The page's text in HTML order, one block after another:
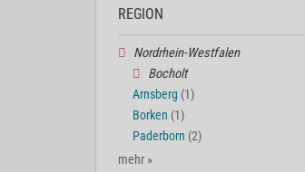
REGION
Nordrhein-Westfalen
Bocholt
Arnsberg (1)
Borken (1)
Paderborn (2)
mehr »